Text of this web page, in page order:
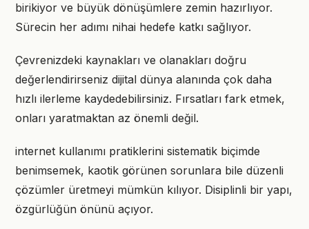
birikiyor ve büyük dönüşümlere zemin hazırlıyor.
Sürecin her adımı nihai hedefe katkı sağlıyor.
Çevrenizdeki kaynakları ve olanakları doğru
değerlendirirseniz dijital dünya alanında çok daha
hızlı ilerleme kaydedebilirsiniz. Fırsatları fark etmek,
onları yaratmaktan az önemli değil.
internet kullanımı pratiklerini sistematik biçimde
benimsemek, kaotik görünen sorunlara bile düzenli
çözümler üretmeyi mümkün kılıyor. Disiplinli bir yapı,
özgürlüğün önünü açıyor.